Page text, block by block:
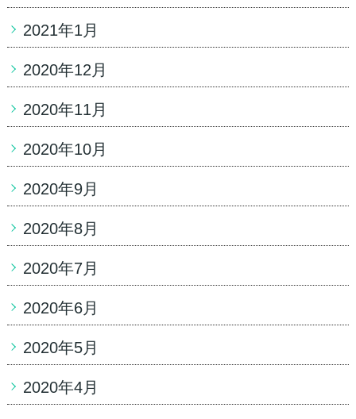
2021年1月
2020年12月
2020年11月
2020年10月
2020年9月
2020年8月
2020年7月
2020年6月
2020年5月
2020年4月